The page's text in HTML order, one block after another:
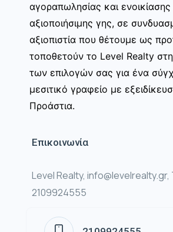
αγοραπωλησίας και
αξιοποιήσιμης γης, σε
αξιοπιστία που θέτουμε ως
τοποθετούν το Level Realty
των επιλογών σας για ένα
μεσιτικό γραφείο με
Προάστια.
Επικοινωνία
Level Realty, info@levelrealty.gr,
2109924555